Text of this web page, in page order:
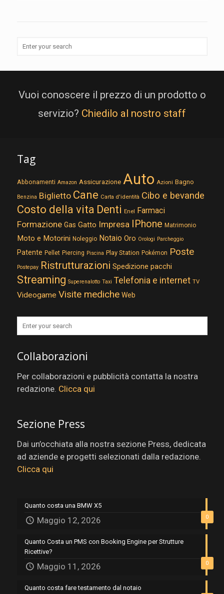
Vuoi conoscere il prezzo di un prodotto o
servizio? Chiedilo al nostro staff
Tag
Abbonamenti Amazon Assicurazione Auto Azioni Bagno
Benzina Biglietto Cane Carta d'identità Cibo e bevande
Costo della vita Denti Enel Farmaci
Formazione Gas Gatto Impresa IPhone Matrimonio
Moto e Motorini Noleggio Notaio Oro Orologi Parcheggio
Patente Pellet Piercing Piscina Play Station Pokémon Poste
Postepay Ristrutturazioni Spedizione pacchi
Streaming Superenalotto Taxi Telefonia e internet TV
Videogame Visite mediche Web
Collaborazioni
Per collaborazioni e pubblicità contatta la nostra
redazione. Clicca qui
Sezione Press
Dai un’occhiata alla nostra sezione Press, dedicata
ad aziende e progetti selezionati dalla redazione.
Clicca qui
0
Quanto costa una BMW X5
Maggio 12, 2026
0
Quanto Costa un PMS con Booking Engine per Strutture
Ricettive?
Maggio 11, 2026
Quanto costa fare testamento dal notaio